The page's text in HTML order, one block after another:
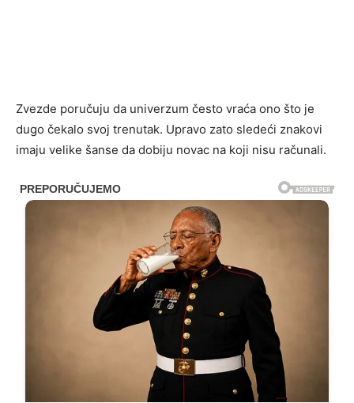
Zvezde poručuju da univerzum često vraća ono što je
dugo čekalo svoj trenutak. Upravo zato sledeći znakovi
imaju velike šanse da dobiju novac na koji nisu računali.